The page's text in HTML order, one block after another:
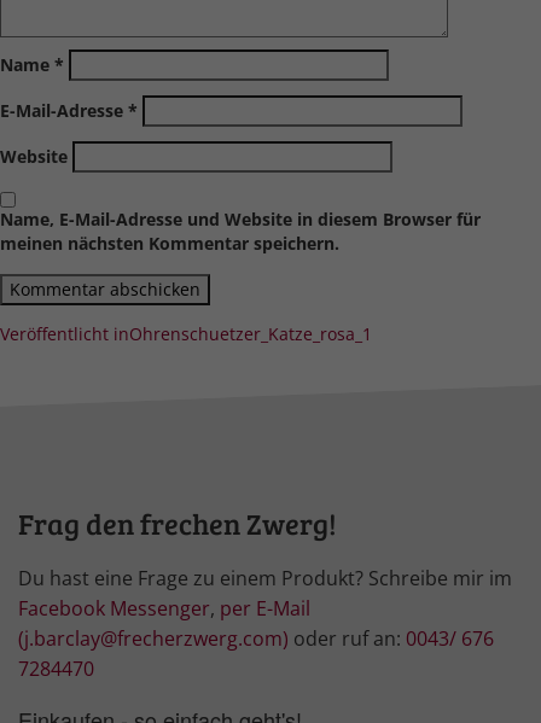
Name *
E-Mail-Adresse *
Website
Name, E-Mail-Adresse und Website in diesem Browser für
meinen nächsten Kommentar speichern.
Beitragsnavigation
Veröffentlicht inOhrenschuetzer_Katze_rosa_1
Frag den frechen Zwerg!
Du hast eine Frage zu einem Produkt? Schreibe mir im
Facebook Messenger, per E-Mail
(j.barclay@frecherzwerg.com) oder ruf an: 0043/ 676
7284470